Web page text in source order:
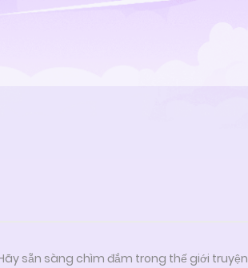
sẵn sàng chìm đắm trong thế giới truyện